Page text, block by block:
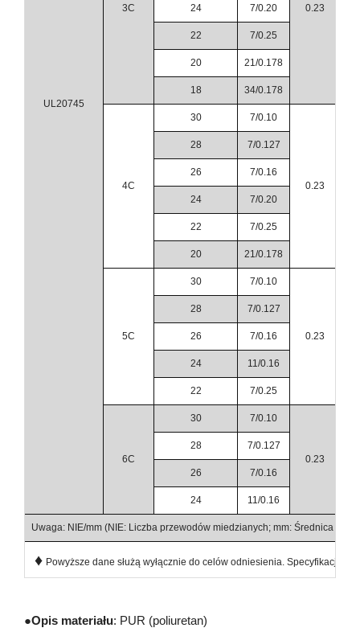
UL20745
3C 0.23
24 7/0.20
22 7/0.25
20 21/0.178
18 34/0.178
4C
30 7/0.10
0.23
28 7/0.127
26 7/0.16
24 7/0.20
22 7/0.25
20 21/0.178
5C
30 7/0.10
0.23
28 7/0.127
26 7/0.16
24 11/0.16
22 7/0.25
6C
30 7/0.10
0.23
28 7/0.127
26 7/0.16
24 11/0.16
Uwaga: NIE/mm (NIE: Liczba przewodów miedzianych; mm: Średnica
♦ Powyższe dane służą wyłącznie do celów odniesienia. Specyfikacje
●Opis materiału: PUR (poliuretan)